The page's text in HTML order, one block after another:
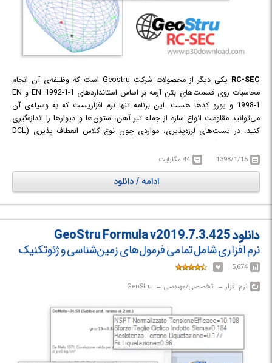
RC-SEC
یکی دیگر از محصولات شرکت Geostru است که وظیفه‌ی آن انجام
محاسبات روی قسمت‌های بتن آرمه بر اساس استاندارد‌های EN 1992-1-1 و EN
1998-1 و یورو کد‌ها هست. این برنامه تنها نرم افزاریست که به وسیله‌ی آن
می‌توانید مقاومت انواع سازه از جمله تیر آهن، ستون‌ها و دیوار‌ها را اندازه‌گیری
کنید. در تست‌های لرزه‌‌پذیری، مواردی چون نوع کلاس انعطاف پذیری (DCL
خیر، در نظر گرفته می‌شود و اگر تست‌ها بر اساس لرزه‌پذیری نباشد، باید کلاس با
نرمش کم (DCL) انتخاب شود که در این صورت تنها استاندارد EN 1992-1-1
1398/1/15 44 مگابایت
ادامه / دانلود
دانلود GeoStru Formula v2019.7.3.425
نرم افزاری شامل تمامی فرمول‌های زمین‌شناسی و ژئوتکنیک
5,674
نرم افزار‎ ← ‏ تخصصی/مهندسی‎ ← ‏ GeoStru